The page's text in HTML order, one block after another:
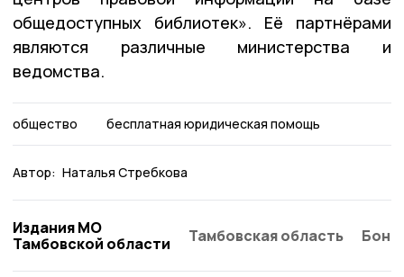
общедоступных библиотек». Её партнёрами
являются различные министерства и
ведомства.
общество бесплатная юридическая помощь
Автор: Наталья Стребкова
Издания МО
Тамбовской области
Тамбовская область